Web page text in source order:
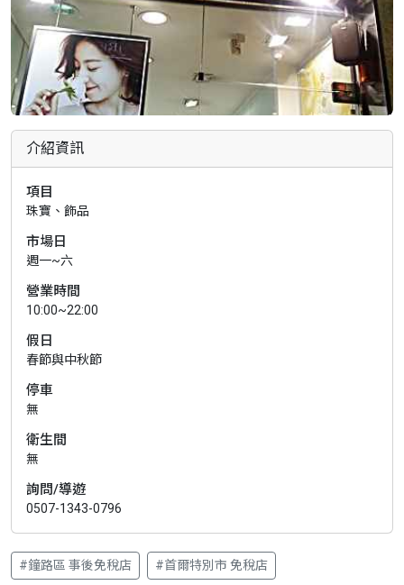
介紹資訊
項目
珠寶、飾品
市場日
週一~六
營業時間
10:00~22:00
假日
春節與中秋節
停車
無
衛生間
無
詢問/導遊
0507-1343-0796
#鐘路區 事後免稅店 #首爾特別市 免稅店